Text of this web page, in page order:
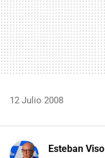
12 Julio 2008
Esteban Viso